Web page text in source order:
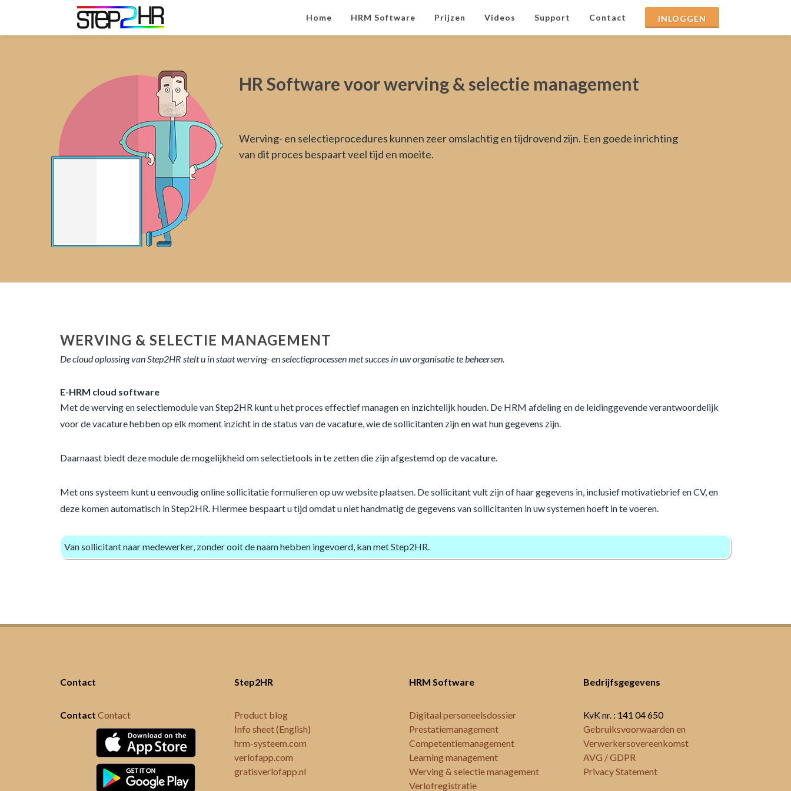
Home HRM Software Prijzen Videos Support Contact INLOGGEN
HR Software voor werving & selectie management
Werving- en selectieprocedures kunnen zeer omslachtig en tijdrovend zijn. Een goede inrichting
van dit proces bespaart veel tijd en moeite.
WERVING & SELECTIE MANAGEMENT
De cloud oplossing van Step2HR stelt u in staat werving- en selectieprocessen met succes in uw organisatie te beheersen.
E-HRM cloud software
Met de werving en selectiemodule van Step2HR kunt u het proces effectief managen en inzichtelijk houden. De HRM afdeling en de leidinggevende verantwoordelijk
voor de vacature hebben op elk moment inzicht in de status van de vacature, wie de sollicitanten zijn en wat hun gegevens zijn.
Daarnaast biedt deze module de mogelijkheid om selectietools in te zetten die zijn afgestemd op de vacature.
Met ons systeem kunt u eenvoudig online sollicitatie formulieren op uw website plaatsen. De sollicitant vult zijn of haar gegevens in, inclusief motivatiebrief en CV, en
deze komen automatisch in Step2HR. Hiermee bespaart u tijd omdat u niet handmatig de gegevens van sollicitanten in uw systemen hoeft in te voeren.
Van sollicitant naar medewerker, zonder ooit de naam hebben ingevoerd, kan met Step2HR.
Contact
Contact Contact
Step2HR
Product blog
Info sheet (English)
hrm-systeem.com
verlofapp.com
gratisverlofapp.nl
HRM Software
Digitaal personeelsdossier
Prestatiemanagement
Competentiemanagement
Learning management
Werving & selectie management
Verlofregistratie
Bedrijfsgegevens
KvK nr. : 141 04 650
Gebruiksvoorwaarden en
Verwerkersovereenkomst
AVG / GDPR
Privacy Statement